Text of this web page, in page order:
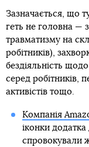
Зазначається, що
геть не головна —
травматизму на
робітників),
бездіяльність
серед робітників,
активістів тощо.
Компанія
іконки
спровокували